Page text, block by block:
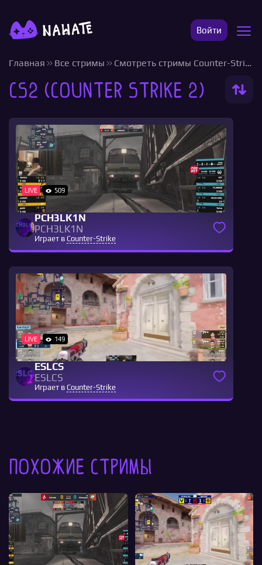
Войти
Главная Все стримы Смотреть стримы Counter-Strike
CS2 (Counter Strike 2)
LIVE 509
PCH3LK1N
PCH3LK1N
Играет в Counter-Strike
LIVE 149
ESLCS
ESLCS
Играет в Counter-Strike
Похожие стримы